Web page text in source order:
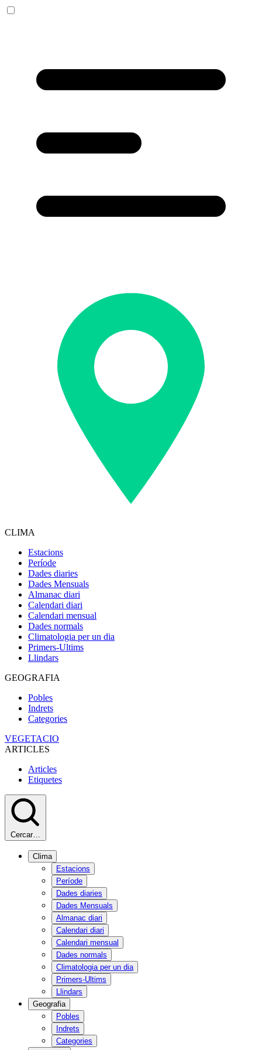
CLIMA
Estacions
Període
Dades diaries
Dades Mensuals
Almanac diari
Calendari diari
Calendari mensual
Dades normals
Climatologia per un dia
Primers-Ultims
Llindars
GEOGRAFIA
Pobles
Indrets
Categories
VEGETACIO
ARTICLES
Articles
Etiquetes
Cercar…
Clima
Estacions
Període
Dades diaries
Dades Mensuals
Almanac diari
Calendari diari
Calendari mensual
Dades normals
Climatologia per un dia
Primers-Ultims
Llindars
Geografia
Pobles
Indrets
Categories